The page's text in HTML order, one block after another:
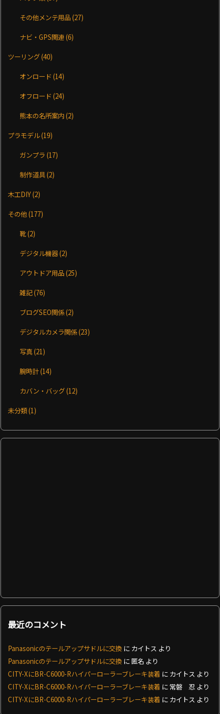
その他メンテ用品(27)
ナビ・GPS関連(6)
ツーリング(40)
オンロード(14)
オフロード(24)
熊本の名所案内(2)
プラモデル(19)
ガンプラ(17)
制作道具(2)
木工DIY(2)
その他(177)
靴(2)
デジタル機器(2)
アウトドア用品(25)
雑記(76)
ブログSEO関係(2)
デジタルカメラ関係(23)
写真(21)
腕時計(14)
カバン・バッグ(12)
未分類(1)
最近のコメント
Panasonicのテールアップサドルに交換 に カイトス より
Panasonicのテールアップサドルに交換 に 匿名 より
CITY-XにBR-C6000-Rハイパーローラーブレーキ装着 に カイトス より
CITY-XにBR-C6000-Rハイパーローラーブレーキ装着 に 常磐 忍 より
CITY-XにBR-C6000-Rハイパーローラーブレーキ装着 に カイトス より